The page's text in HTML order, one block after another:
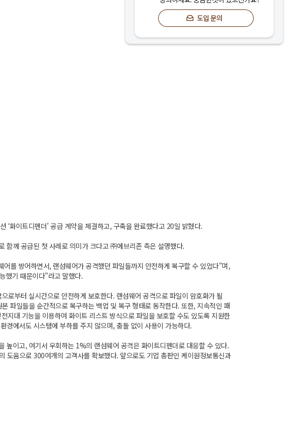
화이트디펜더’ 공급 계약을 체결하고, 구축을 완료했다고 20일 밝혔다.
함께 공급된 첫 사례로 의미가 크다고 ㈜에브리존 측은 설명했다.
를 방어하면서, 랜섬웨어가 공격했던 파일들까지 안전하게 복구할 수 있었다”며,
했기 때문이다”라고 말했다.
로부터 실시간으로 안전하게 보호한다. 랜섬웨어 공격으로 파일이 암호화가 될
파일들을 순간적으로 복구하는 백업 및 복구 형태로 동작한다. 또한, 지속적인 패
지대 기능을 이용하여 화이트 리스트 방식으로 파일을 보호할 수도 있도록 지원한
에서도 시스템에 부하를 주지 않으며, 충돌 없이 사용이 가능하다.
이고, 여기서 우회하는 1%의 랜섬웨어 공격은 화이트디펜더로 대응할 수 있다.
도움으로 300여개의 고객사를 확보했다. 앞으로도 기업 총판인 케이원정보통신과